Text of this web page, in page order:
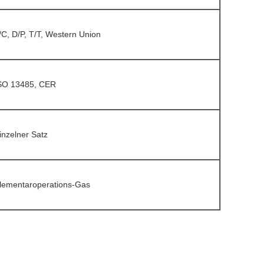
D/P, T/T, Western Union
13485, CER
Satz
Gas